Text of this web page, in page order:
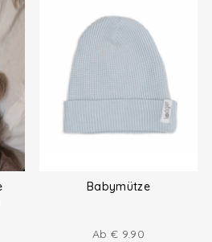
Babymütze
Ab € 9.90